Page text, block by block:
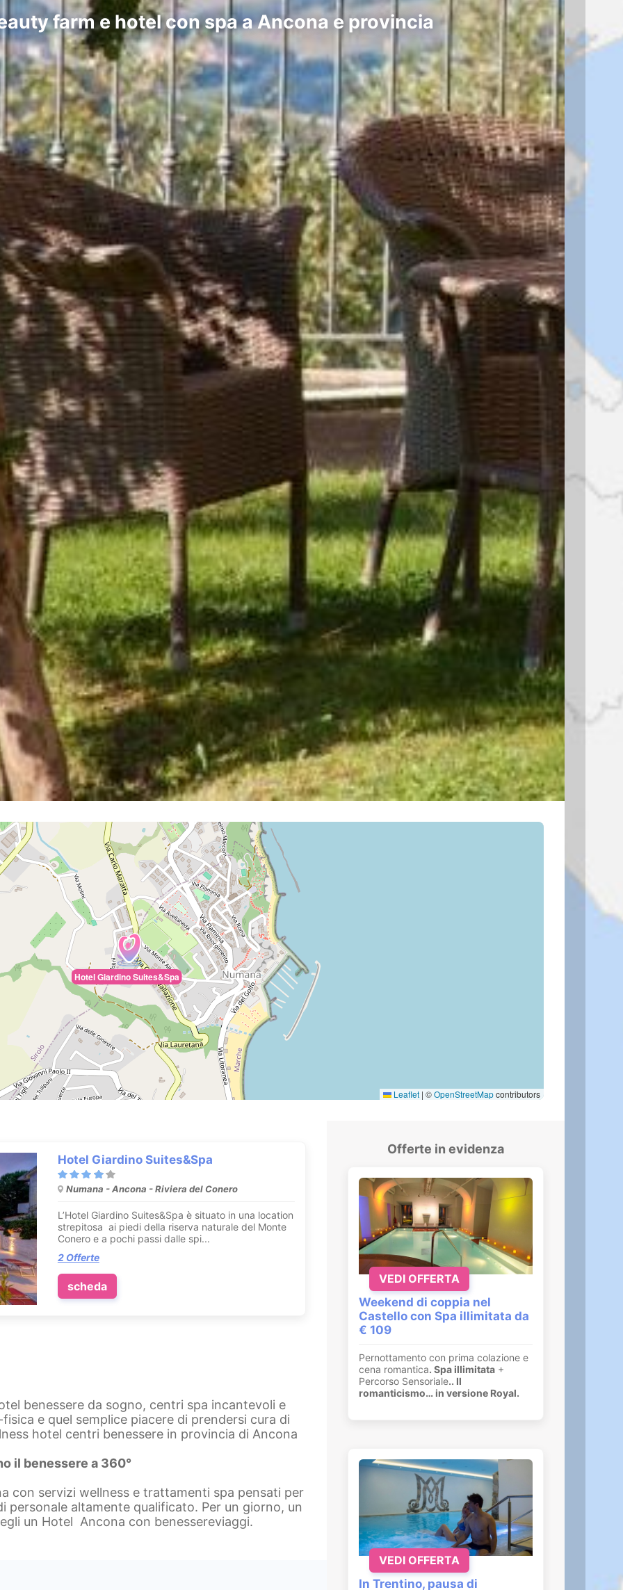
farm e hotel con spa a Ancona e provincia
Hotel Giardino Suites&Spa
Leaflet | ©OpenStreetMapcontributors
Hotel Giardino Suites&Spa
Numana - Ancona - Riviera del Conero
L’Hotel Giardino Suites&Spa è situato in una location
strepitosa ai piedi della riserva naturale del Monte
Conero e a pochi passi dalle spi...
2 Offerte
scheda
benessere da sogno, centri spa incantevoli e
e quel semplice piacere di prendersi cura di
hotel centri benessere in provincia di Ancona
il benessere a 360°
con servizi wellness e trattamenti spa pensati per
altamente qualificato. Per un giorno, un
un Hotel Ancona con benessereviaggi.
Offerte in evidenza
Weekend di coppia nel
Castello con Spa illimitata da
€ 109
Pernottamento con prima colazione e
cena romantica. Spa illimitata +
Percorso Sensoriale.. Il
romanticismo… in versione Royal.
VEDI OFFERTA
In Trentino, pausa di
VEDI OFFERTA